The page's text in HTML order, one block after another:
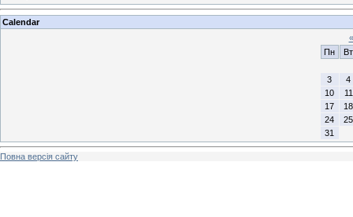
Calendar
«
Пн
Вт
3
4
10
11
17
18
24
25
31
Повна версія сайту